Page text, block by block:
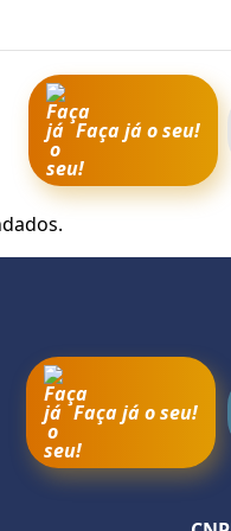
Faça já o seu!
Faça já o seu!